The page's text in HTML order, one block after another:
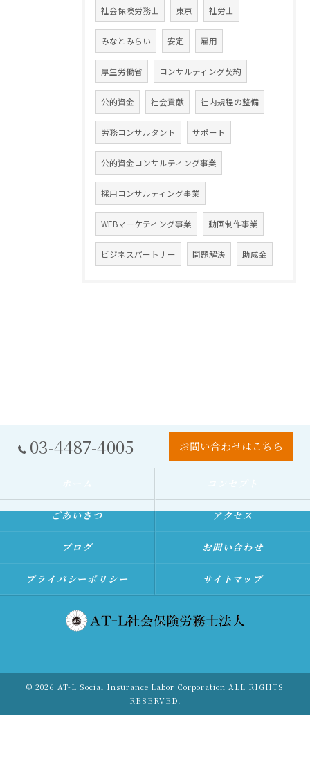
社会保険労務士 東京 社労士
みなとみらい 安定 雇用
厚生労働省 コンサルティング契約
公的資金 社会貢献 社内規程の整備
労務コンサルタント サポート
公的資金コンサルティング事業
採用コンサルティング事業
WEBマーケティング事業 動画制作事業
ビジネスパートナー 問題解決 助成金
03-4487-4005 お問い合わせはこちら
ごあいさつ アクセス
ブログ お問い合わせ
プライバシーポリシー サイトマップ
© 2026 AT-L Social Insurance Labor Corporation ALL RIGHTS
RESERVED.